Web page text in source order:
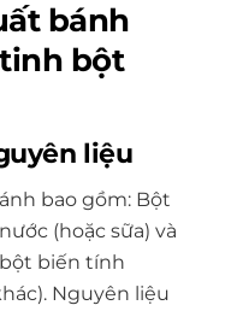
bánh
bột
liệu
bao gồm: Bột
(hoặc sữa) và
biến tính
Nguyên liệu